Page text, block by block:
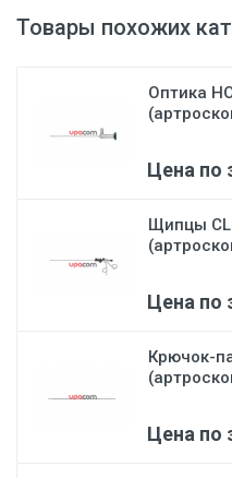
Товары похожих
Оптика
Цена по
Щипцы
Цена по
Крючок-
Цена по